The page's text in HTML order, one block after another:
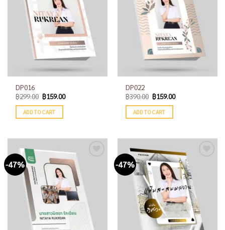
DP016
฿299.00 ฿159.00
ADD TO CART
DP022
฿390.00 ฿159.00
ADD TO CART
-47% -47%